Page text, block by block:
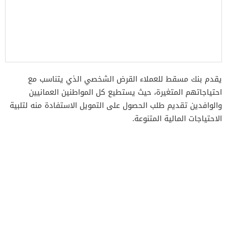
يقدم بنك مسقط للعملاء القرض الشخصي الذي يتناسب مع
احتياجاتهم المتغيرة، حيث يستطيع كل المواطنين العمانيين
والوافدين تقديم طلب الحصول على التمويل الاستفادة منه لتلبية
الاحتياجات المالية المتنوعة.